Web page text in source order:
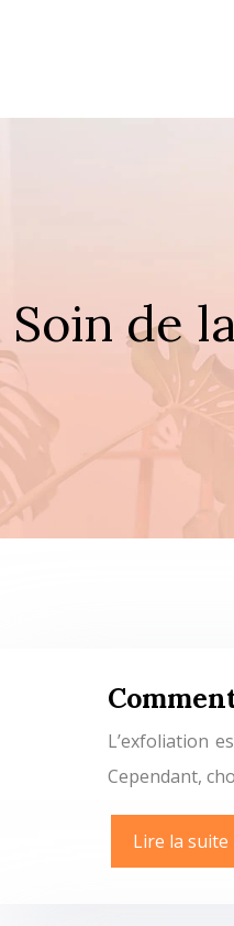
Soin de
L’exfoliation
Cependant,
Lire la suite